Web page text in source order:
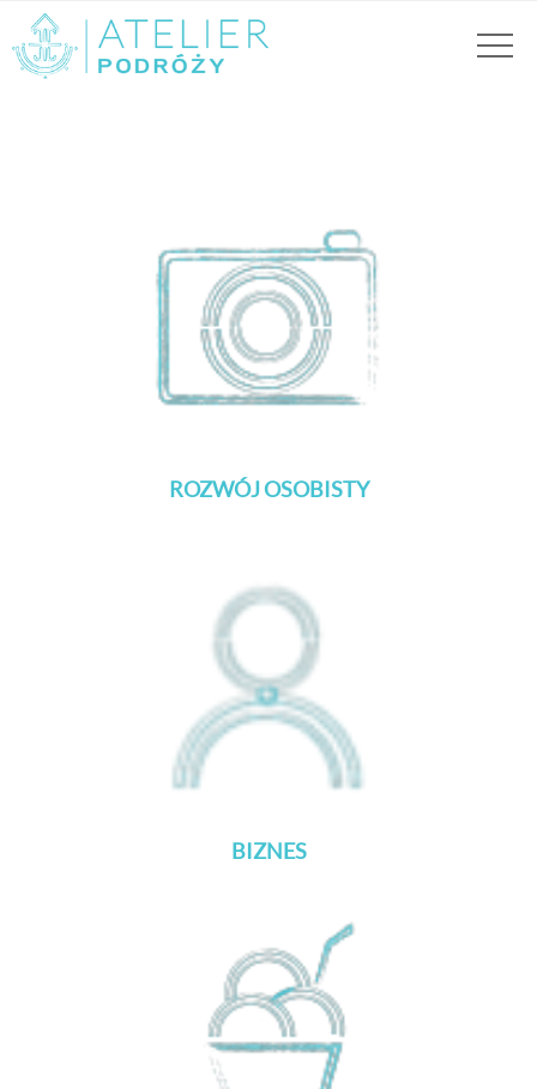
ROZWÓJ OSOBISTY
BIZNES